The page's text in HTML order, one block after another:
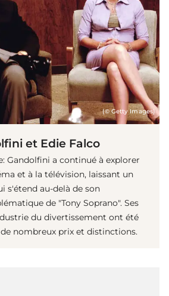
(© Getty Images)
et Edie Falco
Gandolfini a continué à explorer
et à la télévision, laissant un
s'étend au-delà de son
de "Tony Soprano". Ses
du divertissement ont été
nombreux prix et distinctions.